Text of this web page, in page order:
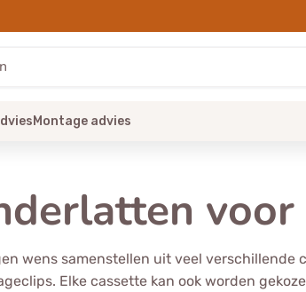
Montage advies
wens samenstellen uit veel
Elke cassette kan ook worden